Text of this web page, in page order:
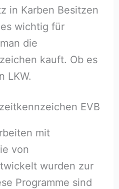
in Karben Besitzen
wichtig für
die
kauft. Ob es
LKW.
EVB
mit
von
wurden zur
Programme sind